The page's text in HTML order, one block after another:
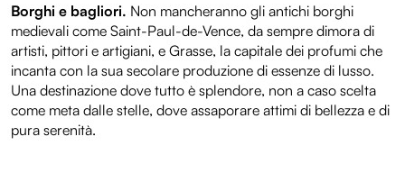
Borghi e bagliori. Non mancheranno gli antichi borghi
medievali come Saint-Paul-de-Vence, da sempre dimora di
artisti, pittori e artigiani, e Grasse, la capitale dei profumi che
incanta con la sua secolare produzione di essenze di lusso.
Una destinazione dove tutto è splendore, non a caso scelta
come meta dalle stelle, dove assaporare attimi di bellezza e di
pura serenità.